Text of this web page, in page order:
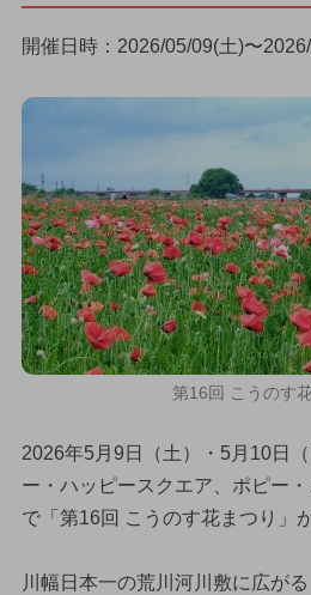
開催日時：2026/05/09(土)〜
第16回 こうのす
2026年5月9日（土）・5月10日
ー・ハッピースクエア、ポピー
で「第16回 こうのす花まつり」
川幅日本一の荒川河川敷に広が